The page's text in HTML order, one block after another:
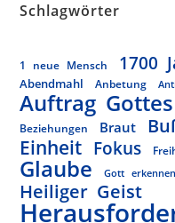
Schlagwörter
1 neue Mensch 1700
Abendmahl Anbetung
Auftrag Gottes
Beziehungen Braut
Einheit Fokus
Glaube Gott erkennen
Heiliger Geist